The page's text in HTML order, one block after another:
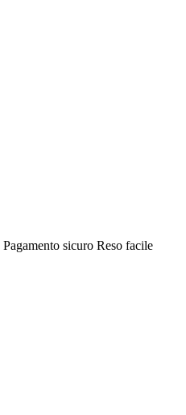
Pagamento sicuro Reso facile